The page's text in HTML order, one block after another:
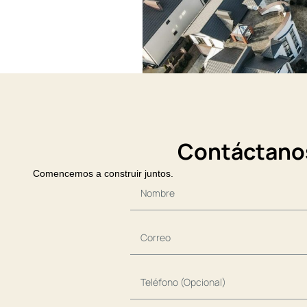
Comencemos a construir juntos.